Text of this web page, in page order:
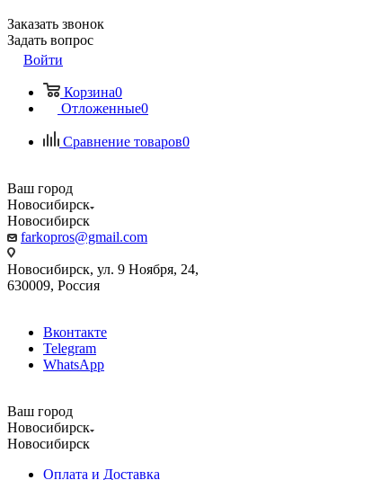
Заказать звонок
Задать вопрос
Войти
Корзина0
Отложенные0
Сравнение товаров0
Ваш город
Новосибирск
Новосибирск
farkopros@gmail.com
Новосибирск, ул. 9 Ноября, 24,
630009, Россия
Вконтакте
Telegram
WhatsApp
Ваш город
Новосибирск
Новосибирск
Оплата и Доставка